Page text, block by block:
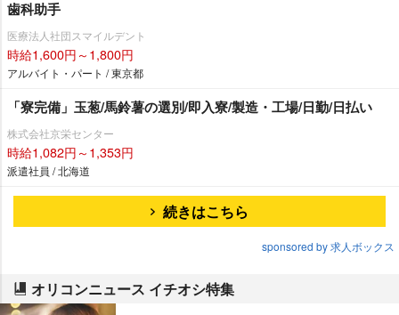
歯科助手
医療法人社団スマイルデント
時給1,600円～1,800円
アルバイト・パート / 東京都
「寮完備」玉葱/馬鈴薯の選別/即入寮/製造・工場/日勤/日払い
株式会社京栄センター
時給1,082円～1,353円
派遣社員 / 北海道
続きはこちら
sponsored by 求人ボックス
オリコンニュース イチオシ特集